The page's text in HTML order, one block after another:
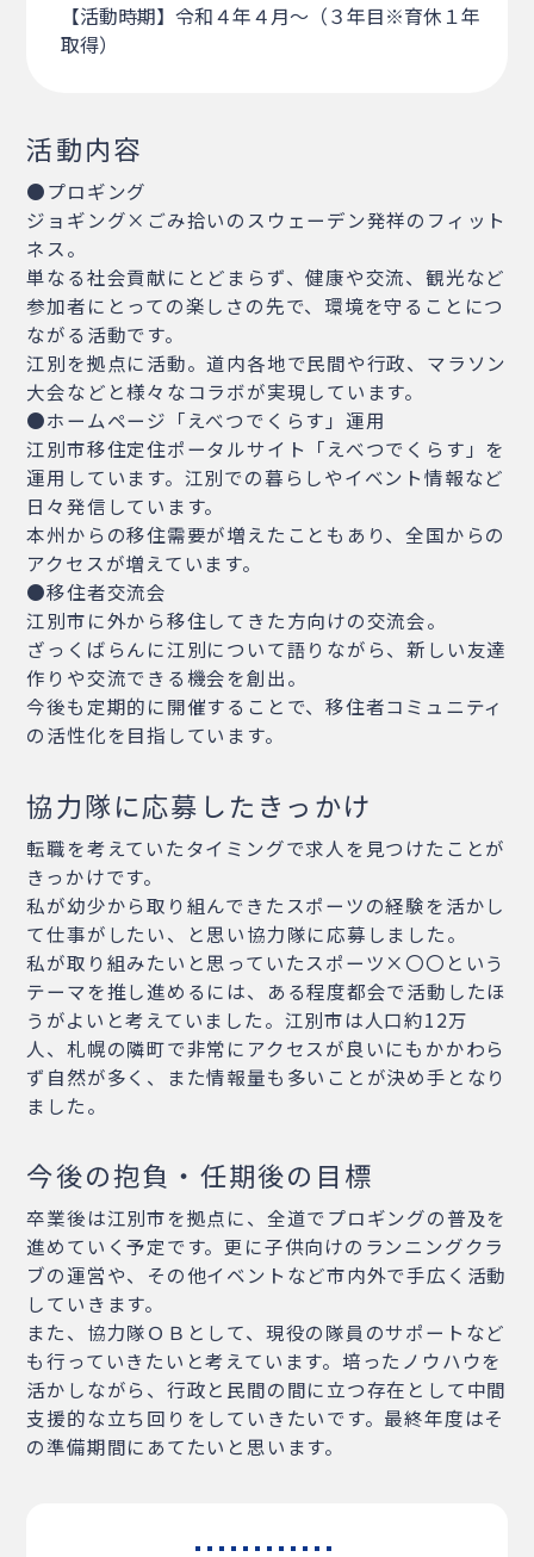
【活動時期】令和４年４月～（３年目※育休１年
取得）
活動内容
●プロギング
ジョギング×ごみ拾いのスウェーデン発祥のフィット
ネス。
単なる社会貢献にとどまらず、健康や交流、観光など
参加者にとっての楽しさの先で、環境を守ることにつ
ながる活動です。
江別を拠点に活動。道内各地で民間や行政、マラソン
大会などと様々なコラボが実現しています。
●ホームページ「えべつでくらす」運用
江別市移住定住ポータルサイト「えべつでくらす」を
運用しています。江別での暮らしやイベント情報など
日々発信しています。
本州からの移住需要が増えたこともあり、全国からの
アクセスが増えています。
●移住者交流会
江別市に外から移住してきた方向けの交流会。
ざっくばらんに江別について語りながら、新しい友達
作りや交流できる機会を創出。
今後も定期的に開催することで、移住者コミュニティ
の活性化を目指しています。
協力隊に応募したきっかけ
転職を考えていたタイミングで求人を見つけたことが
きっかけです。
私が幼少から取り組んできたスポーツの経験を活かし
て仕事がしたい、と思い協力隊に応募しました。
私が取り組みたいと思っていたスポーツ×〇〇という
テーマを推し進めるには、ある程度都会で活動したほ
うがよいと考えていました。江別市は人口約12万
人、札幌の隣町で非常にアクセスが良いにもかかわら
ず自然が多く、また情報量も多いことが決め手となり
ました。
今後の抱負・任期後の目標
卒業後は江別市を拠点に、全道でプロギングの普及を
進めていく予定です。更に子供向けのランニングクラ
ブの運営や、その他イベントなど市内外で手広く活動
していきます。
また、協力隊ＯＢとして、現役の隊員のサポートなど
も行っていきたいと考えています。培ったノウハウを
活かしながら、行政と民間の間に立つ存在として中間
支援的な立ち回りをしていきたいです。最終年度はそ
の準備期間にあてたいと思います。